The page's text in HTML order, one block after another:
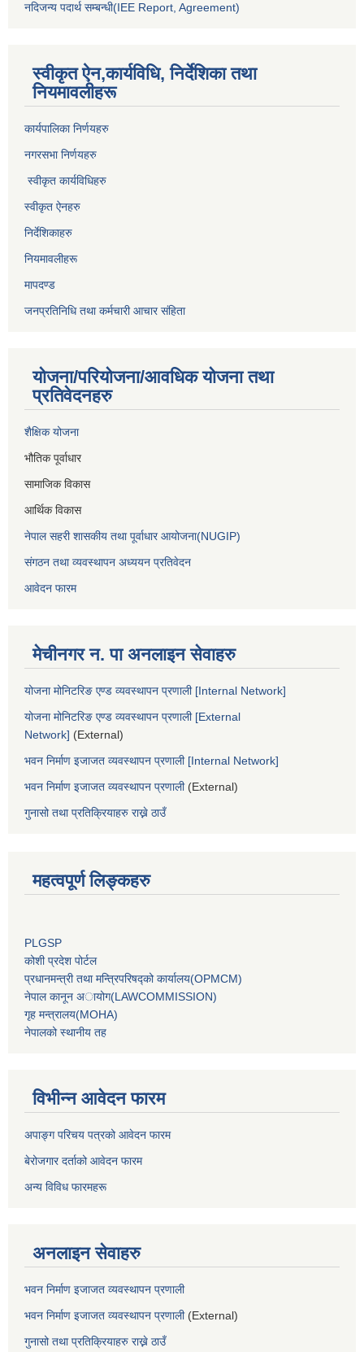
नदिजन्य पदार्थ सम्बन्धी(IEE Report, Agreement)​
स्वीकृत ऐन,कार्यविधि, निर्देशिका तथा
नियमावलीहरू
कार्यपालिका निर्णयहरु
नगरसभा निर्णयहरु
स्वीकृत कार्यविधिहरु
स्वीकृत ऐनहरु
निर्देशिकाहरु
नियमावलीहरू
मापदण्ड
जनप्रतिनिधि तथा कर्मचारी आचार संहिता
योजना/परियोजना/आवधिक योजना तथा
प्रतिवेदनहरु
शैक्षिक योजना
भौतिक पूर्वाधार
सामाजिक विकास
आर्थिक विकास
नेपाल सहरी शासकीय तथा पूर्वाधार आयोजना(NUGIP)
संगठन तथा व्यवस्थापन अध्ययन प्रतिवेदन
आवेदन फारम
मेचीनगर न. पा अनलाइन सेवाहरु
योजना मोनिटरिङ एण्ड व्यवस्थापन प्रणाली [Internal Network]
योजना मोनिटरिङ एण्ड व्यवस्थापन प्रणाली [External
Network] (External)
भवन निर्माण इजाजत व्यवस्थापन प्रणाली [Internal Network]
भवन निर्माण इजाजत व्यवस्थापन प्रणाली(External)
गुनासो तथा प्रतिक्रियाहरु राख्ने ठाउँ
महत्वपूर्ण लिङ्कहरु
PLGSP
कोशी प्रदेश पोर्टल
प्रधानमन्‍त्री तथा मन्‍त्रिपरिषद्को कार्यालय(OPMCM)
नेपाल कानून अायोग(LAWCOMMISSION)
गृह मन्‍त्रालय(MOHA)
नेपालको स्थानीय तह
विभीन्न आवेदन फारम
अपाङ्ग परिचय पत्रको आवेदन फारम
बेरोजगार दर्ताको आवेदन फारम
अन्य विविध फारमहरू
अनलाइन सेवाहरु
भवन निर्माण इजाजत व्यवस्थापन प्रणाली
भवन निर्माण इजाजत व्यवस्थापन प्रणाली(External)
गुनासो तथा प्रतिक्रियाहरु राख्ने ठाउँ